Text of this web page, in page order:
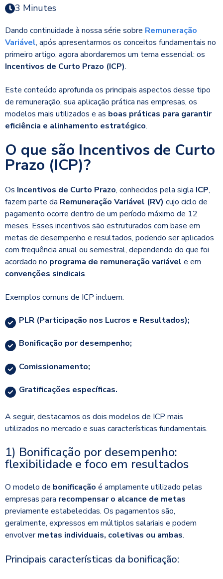
3 Minutes
Dando continuidade à nossa série sobre Remuneração
Variável, após apresentarmos os conceitos fundamentais no
primeiro artigo, agora abordaremos um tema essencial: os
Incentivos de Curto Prazo (ICP).
Este conteúdo aprofunda os principais aspectos desse tipo
de remuneração, sua aplicação prática nas empresas, os
modelos mais utilizados e as boas práticas para garantir
eficiência e alinhamento estratégico.
O que são Incentivos de Curto
Prazo (ICP)?
Os Incentivos de Curto Prazo, conhecidos pela sigla ICP,
fazem parte da Remuneração Variável (RV) cujo ciclo de
pagamento ocorre dentro de um período máximo de 12
meses. Esses incentivos são estruturados com base em
metas de desempenho e resultados, podendo ser aplicados
com frequência anual ou semestral, dependendo do que foi
acordado no programa de remuneração variável e em
convenções sindicais.
Exemplos comuns de ICP incluem:
PLR (Participação nos Lucros e Resultados);
Bonificação por desempenho;
Comissionamento;
Gratificações específicas.
A seguir, destacamos os dois modelos de ICP mais
utilizados no mercado e suas características fundamentais.
1) Bonificação por desempenho:
flexibilidade e foco em resultados
O modelo de bonificação é amplamente utilizado pelas
empresas para recompensar o alcance de metas
previamente estabelecidas. Os pagamentos são,
geralmente, expressos em múltiplos salariais e podem
envolvermetas individuais, coletivas ou ambas.
Principais características da bonificação: